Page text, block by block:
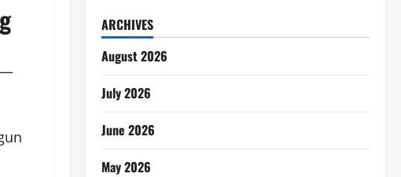
ARCHIVES
August 2026
July 2026
June 2026
May 2026